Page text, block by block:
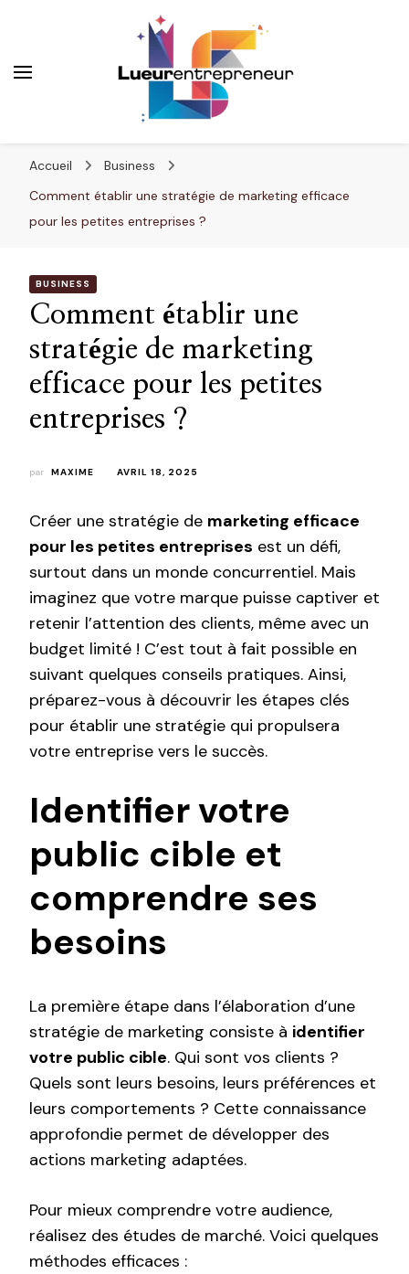
Accueil
Business
Comment établir une stratégie de marketing efficace
pour les petites entreprises ?
BUSINESS
Comment établir une
stratégie de marketing
efficace pour les petites
entreprises ?
par MAXIME AVRIL 18, 2025
Créer une stratégie de marketing efficace
pour les petites entreprises est un défi,
surtout dans un monde concurrentiel. Mais
imaginez que votre marque puisse captiver et
retenir l’attention des clients, même avec un
budget limité ! C’est tout à fait possible en
suivant quelques conseils pratiques. Ainsi,
préparez-vous à découvrir les étapes clés
pour établir une stratégie qui propulsera
votre entreprise vers le succès.
Identifier votre
public cible et
comprendre ses
besoins
La première étape dans l’élaboration d’une
stratégie de marketing consiste à identifier
votre public cible. Qui sont vos clients ?
Quels sont leurs besoins, leurs préférences et
leurs comportements ? Cette connaissance
approfondie permet de développer des
actions marketing adaptées.
Pour mieux comprendre votre audience,
réalisez des études de marché. Voici quelques
méthodes efficaces :